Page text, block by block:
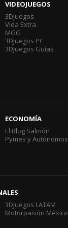
VIDEOJUEGOS
3DJuegos
Vida Extra
MGG
3DJuegos PC
3DJuegos Guías
ECONOMÍA
El Blog Salmón
Pymes y Autónomos
3DJuegos LATAM
Motorpasión México